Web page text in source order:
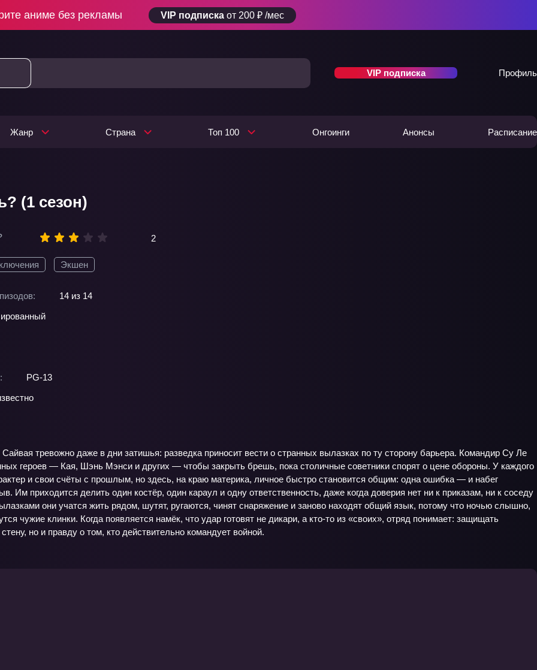
аниме без рекламы VIP подписка от 200 ₽ /мес
VIP подписка Профиль
Жанр Страна Топ 100 Онгоинги Анонсы Расписание
(1 сезон)
2
Экшен
14 из 14
PG-13
тревожно даже в дни затишья: разведка приносит вести о странных вылазках по ту сторону барьера. Командир Су Ле
героев — Кая, Шэнь Мэнси и других — чтобы закрыть брешь, пока столичные советники спорят о цене обороны. У каждого
и свои счёты с прошлым, но здесь, на краю материка, личное быстро становится общим: одна ошибка — и набег
Им приходится делить один костёр, один караул и одну ответственность, даже когда доверия нет ни к приказам, ни к соседу
они учатся жить рядом, шутят, ругаются, чинят снаряжение и заново находят общий язык, потому что ночью слышно,
чужие клинки. Когда появляется намёк, что удар готовят не дикари, а кто-то из «своих», отряд понимает: защищать
но и правду о том, кто действительно командует войной.